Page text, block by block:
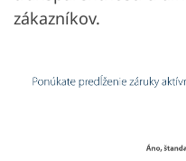
zákazníkov.